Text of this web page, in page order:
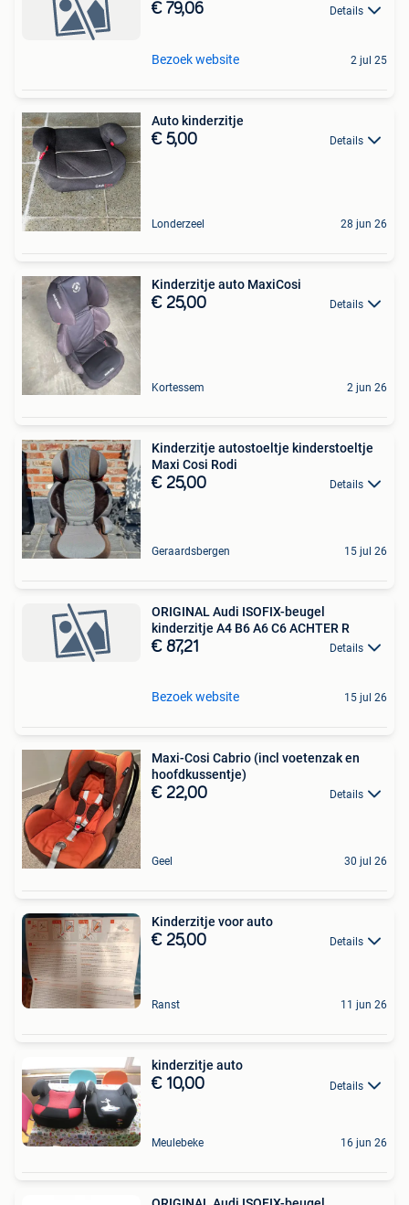
€ 79,06 Details
Bezoek website 2 jul 25
Auto kinderzitje
€ 5,00 Details
Londerzeel 28 jun 26
Kinderzitje auto MaxiCosi
€ 25,00 Details
Kortessem 2 jun 26
Kinderzitje autostoeltje kinderstoeltje
Maxi Cosi Rodi
€ 25,00 Details
Geraardsbergen 15 jul 26
ORIGINAL Audi ISOFIX-beugel
kinderzitje A4 B6 A6 C6 ACHTER R
€ 87,21 Details
Bezoek website 15 jul 26
Maxi-Cosi Cabrio (incl voetenzak en
hoofdkussentje)
€ 22,00 Details
Geel 30 jul 26
Kinderzitje voor auto
€ 25,00 Details
Ranst 11 jun 26
kinderzitje auto
€ 10,00 Details
Meulebeke 16 jun 26